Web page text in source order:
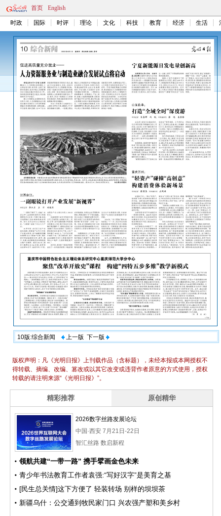
首页 English
时政 国际 时评 理论 文化 科技 教育 经济 生活
10版:综合新闻 上一版 下一版